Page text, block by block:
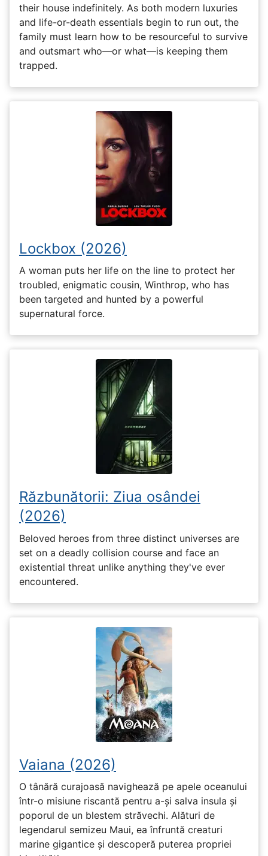
their house indefinitely. As both modern luxuries
and life-or-death essentials begin to run out, the
family must learn how to be resourceful to survive
and outsmart who—or what—is keeping them
trapped.
Lockbox (2026)
A woman puts her life on the line to protect her
troubled, enigmatic cousin, Winthrop, who has
been targeted and hunted by a powerful
supernatural force.
Răzbunătorii: Ziua osândei
(2026)
Beloved heroes from three distinct universes are
set on a deadly collision course and face an
existential threat unlike anything they've ever
encountered.
Vaiana (2026)
O tânără curajoasă navighează pe apele oceanului
într-o misiune riscantă pentru a-și salva insula și
poporul de un blestem străvechi. Alături de
legendarul semizeu Maui, ea înfruntă creaturi
marine gigantice și descoperă puterea propriei